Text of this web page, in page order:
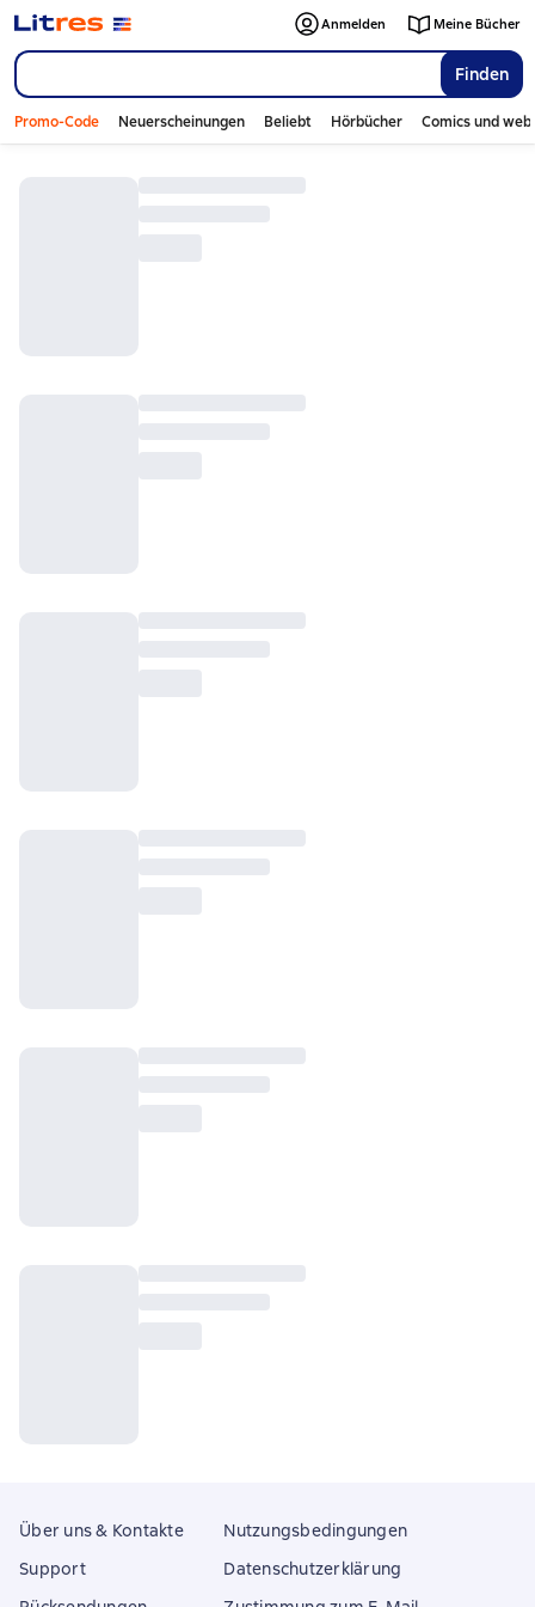
Finden
Anmelden Meine Bücher
Promo-Code Neuerscheinungen Beliebt Hörbücher Comics und
Über uns & Kontakte
Support
Nutzungsbedingungen
Datenschutzerklärung